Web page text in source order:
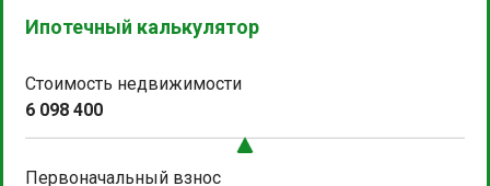
Ипотечный калькулятор
Стоимость недвижимости
6 098 400
Первоначальный взнос